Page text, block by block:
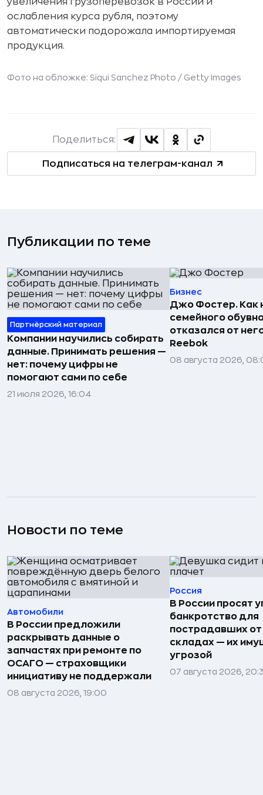
ослабления курса рубля, поэтому
автоматически подорожала импортируемая
продукция.
Фото на обложке: Siqui Sanchez Photo / Getty Images
Подписаться на телеграм-канал
Поделиться:
Публикации по теме
Партнёрский материал
Компании научились собирать
данные. Принимать решения —
нет: почему цифры не
помогают сами по себе
21 июля 2026, 16:04
Бизнес
Джо Фостер. Как
семейного
отказался от
Reebok
08 августа 2026,
Новости по теме
Автомобили
В России предложили
раскрывать данные о
запчастях при ремонте по
ОСАГО — страховщики
инициативу не поддержали
08 августа 2026, 19:00
Россия
В России просят
банкротство для
пострадавших
складах — их
угрозой
07 августа 2026,